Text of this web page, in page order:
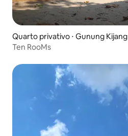
Quarto privativo ⋅ Gunung Kijang
Ten RooMs